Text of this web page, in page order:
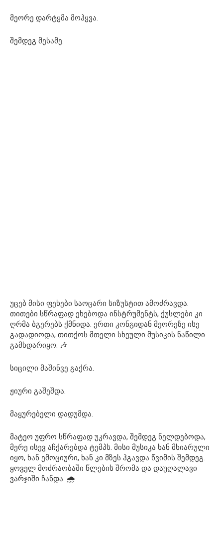
მეორე დარტყმა მოჰყვა.
შემდეგ მესამე.
უცებ მისი ფეხები საოცარი სიზუსტით ამოძრავდა.
თითები სწრაფად ეხებოდა ინსტრუმენტს, ქუსლები კი
ღრმა ბგერებს ქმნიდა. ერთი კონგიდან მეორეზე ისე
გადადიოდა, თითქოს მთელი სხეული მუსიკის ნაწილი
გამხდარიყო. 🎶
სიცილი მაშინვე გაქრა.
ჟიური გაშეშდა.
მაყურებელი დადუმდა.
მატეო უფრო სწრაფად უკრავდა, შემდეგ ნელდებოდა,
მერე ისევ აჩქარებდა ტემპს. მისი მუსიკა ხან მხიარული
იყო, ხან ემოციური, ხან კი მზეს ჰგავდა წვიმის შემდეგ.
ყოველ მოძრაობაში წლების შრომა და დაუღალავი
ვარჯიში ჩანდა. 🌧️